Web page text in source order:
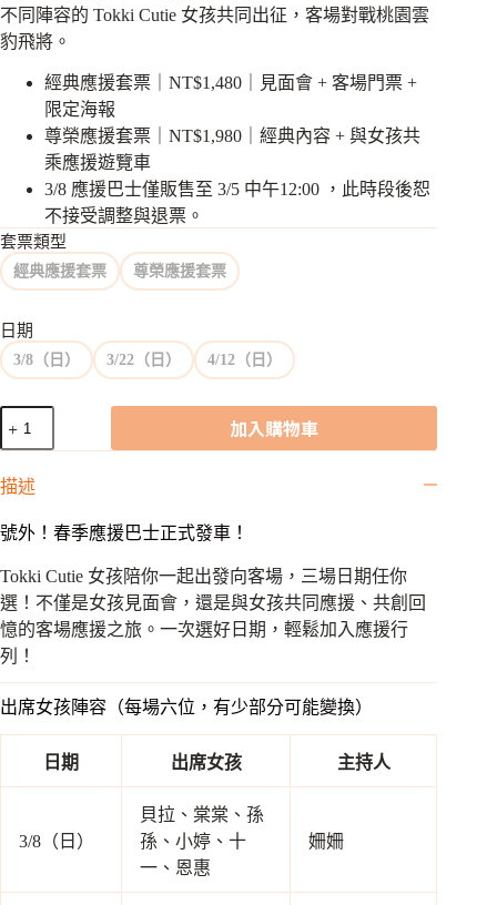
範
到
不同陣容的 Tokki Cutie 女孩共同出征，客場對戰桃園雲
豹飛將。
經典應援套票｜NT$1,480｜見面會 + 客場門票 +
限定海報
尊榮應援套票｜NT$1,980｜經典內容 + 與女孩共
乘應援遊覽車
3/8 應援巴士僅販售至 3/5 中午12:00 ，此時段後恕
不接受調整與退票。
套票類型
經典應援套票 尊榮應援套票
日期
3/8（日） 3/22（日） 4/12（日）
放】
Cutie
面
會
x
客
場
應
援
巴
量
加入購物車
描述
號外！春季應援巴士正式發車！
Tokki Cutie 女孩陪你一起出發向客場，三場日期任你
選！不僅是女孩見面會，還是與女孩共同應援、共創回
憶的客場應援之旅。一次選好日期，輕鬆加入應援行
列！
出席女孩陣容（每場六位，有少部分可能變換）
日期 出席女孩 主持人
3/8（日）
貝拉、棠棠、孫
孫、小婷、十
一、恩惠
姍姍